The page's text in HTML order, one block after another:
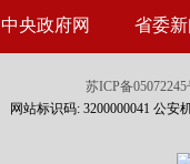
中央政府网 省委
苏ICP备05072245
网站标识码: 3200000041 公安